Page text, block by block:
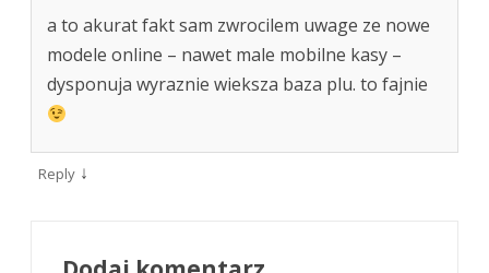
a to akurat fakt sam zwrocilem uwage ze nowe
modele online – nawet male mobilne kasy –
dysponuja wyraznie wieksza baza plu. to fajnie
Reply ↓